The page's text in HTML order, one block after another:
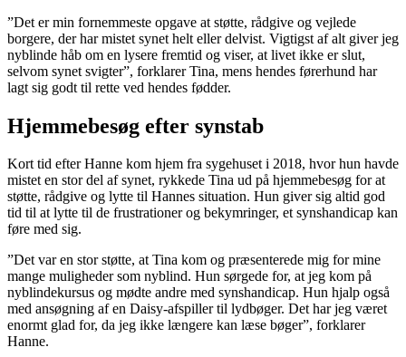
”Det er min fornemmeste opgave at støtte, rådgive og vejlede
borgere, der har mistet synet helt eller delvist. Vigtigst af alt giver jeg
nyblinde håb om en lysere fremtid og viser, at livet ikke er slut,
selvom synet svigter”, forklarer Tina, mens hendes førerhund har
lagt sig godt til rette ved hendes fødder.
Hjemmebesøg efter synstab
Kort tid efter Hanne kom hjem fra sygehuset i 2018, hvor hun havde
mistet en stor del af synet, rykkede Tina ud på hjemmebesøg for at
støtte, rådgive og lytte til Hannes situation. Hun giver sig altid god
tid til at lytte til de frustrationer og bekymringer, et synshandicap kan
føre med sig.
”Det var en stor støtte, at Tina kom og præsenterede mig for mine
mange muligheder som nyblind. Hun sørgede for, at jeg kom på
nyblindekursus og mødte andre med synshandicap. Hun hjalp også
med ansøgning af en Daisy-afspiller til lydbøger. Det har jeg været
enormt glad for, da jeg ikke længere kan læse bøger”, forklarer
Hanne.